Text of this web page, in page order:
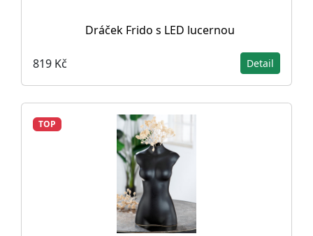
Dráček Frido s LED lucernou
819 Kč Detail
TOP